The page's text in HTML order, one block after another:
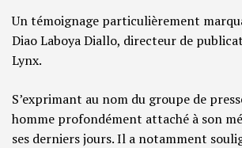
Un témoignage particulièrement
Diao Laboya Diallo, directeur de
Lynx.
S’exprimant au nom du groupe de
homme profondément attaché à son
ses derniers jours. Il a notamment